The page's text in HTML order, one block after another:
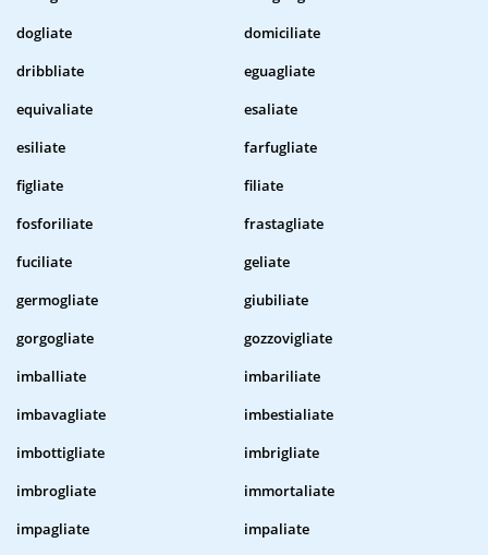
dogliate
domiciliate
dribbliate
eguagliate
equivaliate
esaliate
esiliate
farfugliate
figliate
filiate
fosforiliate
frastagliate
fuciliate
geliate
germogliate
giubiliate
gorgogliate
gozzovigliate
imballiate
imbariliate
imbavagliate
imbestialiate
imbottigliate
imbrigliate
imbrogliate
immortaliate
impagliate
impaliate